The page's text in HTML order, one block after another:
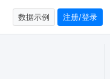
数据示例 注册/登录